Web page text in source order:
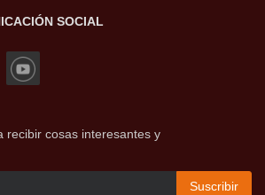
SOCIAL
recibir cosas interesantes y
Suscribir